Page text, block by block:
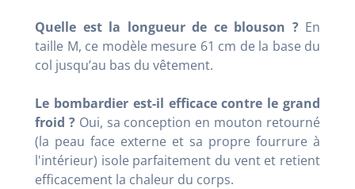
Quelle est la longueur de ce blouson ?En
taille M, ce modèle mesure 61 cm de la base du
col jusqu’au bas du vêtement.
Le bombardier est-il efficace contre le grand
froid ?Oui, sa conception en mouton retourné
(la peau face externe et sa propre fourrure à
l'intérieur) isole parfaitement du vent et retient
efficacement la chaleur du corps.